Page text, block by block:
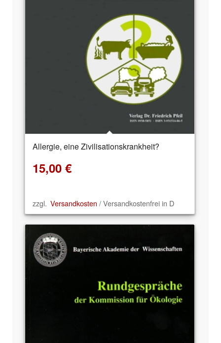
Allergie, eine Zivilisationskrankheit?
15,00 €
zzgl. Versandkosten / Versandkostenfrei in D